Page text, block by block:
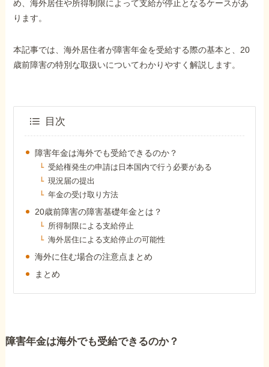
障害年金の基礎知識
障害年金の金額
Q&A・相談事例
障害年金コラム
お知らせ
め、海外居住や所得制限によって支給が停止となるケースがあ
ります。
本記事では、海外居住者が障害年金を受給する際の基本と、20
歳前障害の特別な取扱いについてわかりやすく解説します。
目次
障害年金は海外でも受給できるのか？
受給権発生の申請は日本国内で行う必要がある
現況届の提出
年金の受け取り方法
20歳前障害の障害基礎年金とは？
所得制限による支給停止
海外居住による支給停止の可能性
海外に住む場合の注意点まとめ
まとめ
障害年金は海外でも受給できるのか？